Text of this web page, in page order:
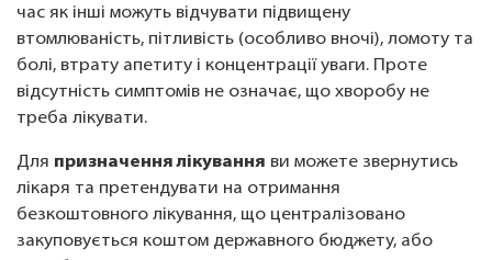
час як інші можуть відчувати підвищену
втомлюваність, пітливість (особливо вночі), ломоту та
болі, втрату апетиту і концентрації уваги. Проте
відсутність симптомів не означає, що хворобу не
треба лікувати.
Для призначення лікування ви можете звернутись
лікаря та претендувати на отримання
безкоштовного лікування, що централізовано
закуповується коштом державного бюджету, або